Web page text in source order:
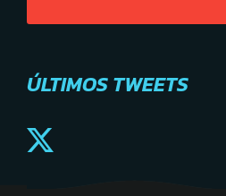
ÚLTIMOS TWEETS